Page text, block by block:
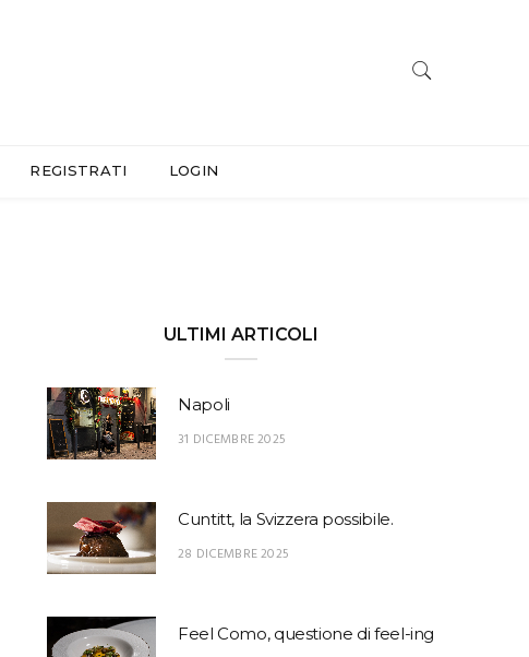
REGISTRATI LOGIN
ULTIMI ARTICOLI
Napoli
31 DICEMBRE 2025
Cuntitt, la Svizzera possibile.
28 DICEMBRE 2025
Feel Como, questione di feel-ing